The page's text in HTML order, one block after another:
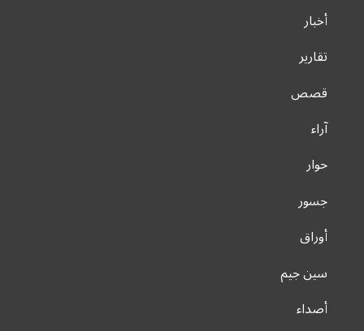
أخبار
تقارير
قصص
آراء
حوار
جسور
أوراق
سين جيم
أصداء